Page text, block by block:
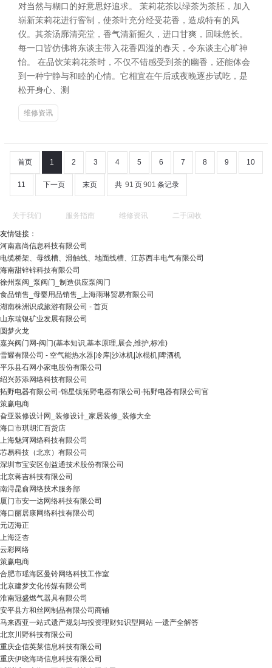
对当然与糊口的好意思好追求。 茉莉花茶以绿茶为茶胚，加入
崭新茉莉花进行窨制，使茶叶充分经受花香，造成特有的风
仪。其茶汤廓清亮堂，香气清新握久，进口甘爽，回味悠长。
每一口皆仿佛将东谈主带入花香四溢的春天，令东谈主心旷神
怡。 在品饮茉莉花茶时，不仅不错感受到茶的幽香，还能体会
到一种宁静与和睦的心情。它相宜在午后或夜晚逐步试吃，是
松开身心、测
维修资讯
首页 1 2 3 4 5 6 7 8 9 10
11 下一页 末页 共 91 页901 条记录
关于我们 服务指南 维修资讯 二手回收
友情链接：
河南嘉尚信息科技有限公司
电缆桥架、母线槽、滑触线、地面线槽、江苏西丰电气有限公司
海南甜锌锌科技有限公司
徐州泵阀_泵阀门_制造供应泵阀门
食品销售_母婴用品销售_上海雨琳贸易有限公司
湖南株洲识成旅游有限公司 - 首页
山东瑞银矿业发展有限公司
圆梦火龙
嘉兴阀门网-阀门(基本知识,基本原理,展会,维护,标准)
雪耀有限公司 - 空气能热水器|冷库|沙冰机|冰棍机|啤酒机
平乐县石网小家电股份有限公司
绍兴苏添网络科技有限公司
拓野电器有限公司-锦星镇拓野电器有限公司-拓野电器有限公司官
策赢电商
旮亚装修设计网_装修设计_家居装修_装修大全
海口市琪胡汇百货店
上海魅河网络科技有限公司
芯易科技（北京）有限公司
深圳市宝安区创益通技术股份有限公司
北京蒋吉科技有限公司
南浔昆俞网络技术服务部
厦门市安一达网络科技有限公司
海口丽居康网络科技有限公司
元迈海正
上海泛杏
云彩网络
策赢电商
合肥市瑶海区曼铃网络科技工作室
北京建梦文化传媒有限公司
淮南冠盛燃气器具有限公司
安平县方和丝网制品有限公司商铺
马来西亚一站式遗产规划与投资理财知识型网站 —遗产全解答
北京川野科技有限公司
重庆企信英莱信息科技有限公司
重庆伊晓海琦信息科技有限公司